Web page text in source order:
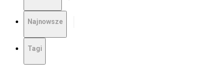
Najnowsze
Tagi